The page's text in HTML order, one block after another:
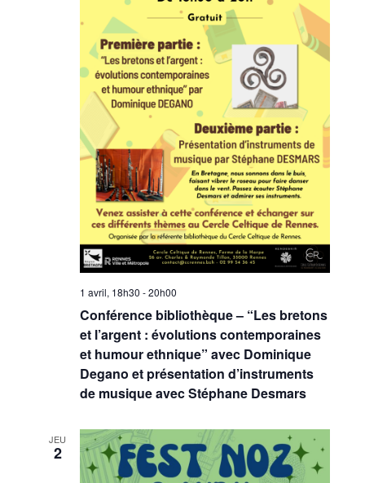
1 avril, 18h30 -20h00
Conférence bibliothèque – “Les bretons
et l’argent : évolutions contemporaines
et humour ethnique” avec Dominique
Degano et présentation d’instruments
de musique avec Stéphane Desmars
JEU
2